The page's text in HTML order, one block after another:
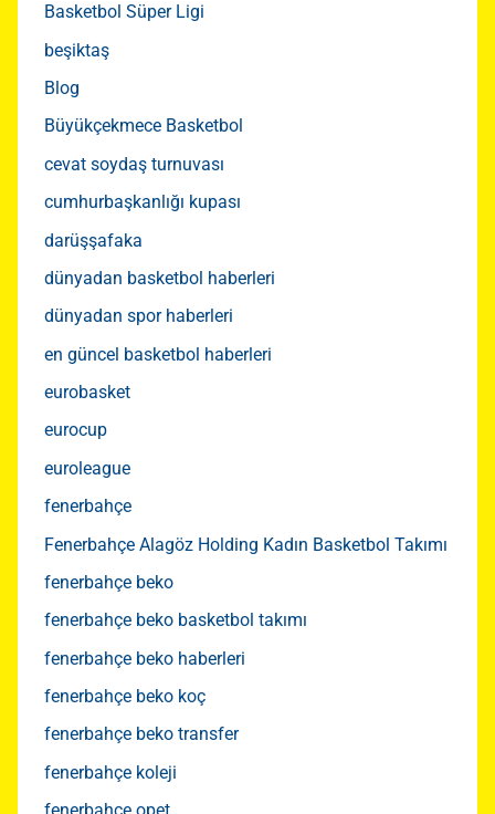
Basketbol Süper Ligi
beşiktaş
Blog
Büyükçekmece Basketbol
cevat soydaş turnuvası
cumhurbaşkanlığı kupası
darüşşafaka
dünyadan basketbol haberleri
dünyadan spor haberleri
en güncel basketbol haberleri
eurobasket
eurocup
euroleague
fenerbahçe
Fenerbahçe Alagöz Holding Kadın Basketbol Takımı
fenerbahçe beko
fenerbahçe beko basketbol takımı
fenerbahçe beko haberleri
fenerbahçe beko koç
fenerbahçe beko transfer
fenerbahçe koleji